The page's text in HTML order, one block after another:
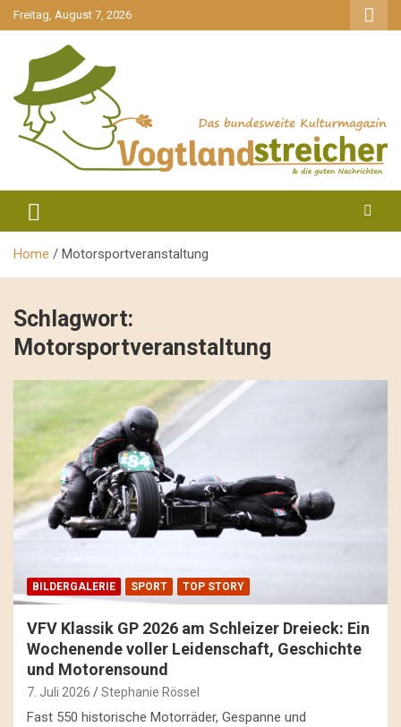
gehe
zum
Freitag, August 7, 2026
Vogtlandstreicher
Home Motorsportveranstaltung
Schlagwort:
Motorsportveranstaltung
BILDERGALERIE SPORT TOP STORY
VFV Klassik GP 2026 am Schleizer Dreieck: Ein
Wochenende voller Leidenschaft, Geschichte
und Motorensound
7. Juli 2026 Stephanie Rössel
Fast 550 historische Motorräder, Gespanne und